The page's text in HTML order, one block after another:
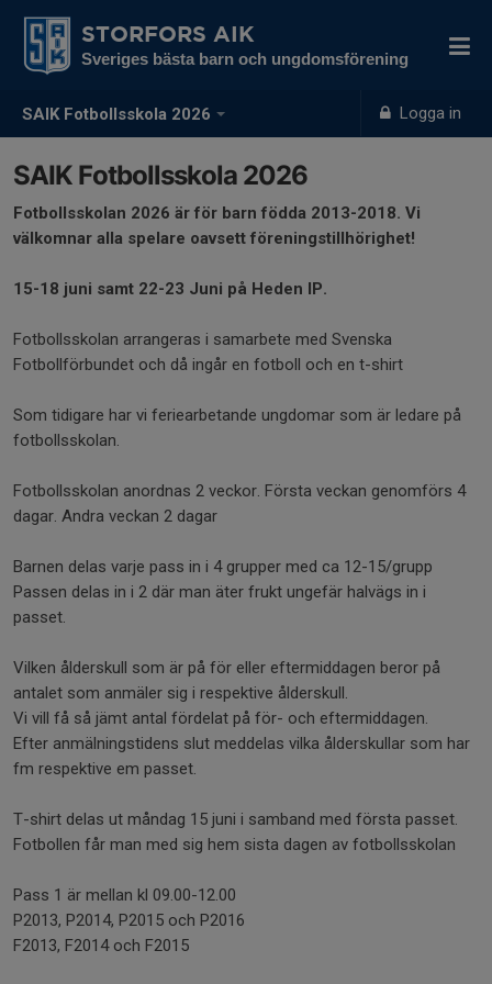
SAIK Fotbollsskola 2026 Logga in
STORFORS AIK
Sveriges bästa barn och ungdomsförening
SAIK Fotbollsskola 2026
Fotbollsskolan 2026 är för barn födda 2013-2018. Vi
välkomnar alla spelare oavsett föreningstillhörighet!
15-18 juni samt 22-23 Juni på Heden IP.
Fotbollsskolan arrangeras i samarbete med Svenska
Fotbollförbundet och då ingår en fotboll och en t-shirt
Som tidigare har vi feriearbetande ungdomar som är ledare på
fotbollsskolan.
Fotbollsskolan anordnas 2 veckor. Första veckan genomförs 4
dagar. Andra veckan 2 dagar
Barnen delas varje pass in i 4 grupper med ca 12-15/grupp
Passen delas in i 2 där man äter frukt ungefär halvägs in i
passet.
Vilken ålderskull som är på för eller eftermiddagen beror på
antalet som anmäler sig i respektive ålderskull.
Vi vill få så jämt antal fördelat på för- och eftermiddagen.
Efter anmälningstidens slut meddelas vilka ålderskullar som har
fm respektive em passet.
T-shirt delas ut måndag 15 juni i samband med första passet.
Fotbollen får man med sig hem sista dagen av fotbollsskolan
Pass 1 är mellan kl 09.00-12.00
P2013, P2014, P2015 och P2016
F2013, F2014 och F2015